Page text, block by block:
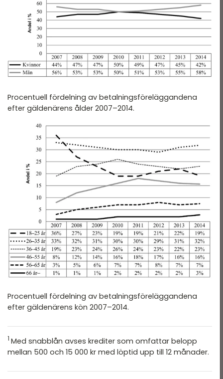
Procentuell fördelning av betalningsföreläggandena
efter gäldenärens ålder 2007–2014.
Procentuell fördelning av betalningsföreläggandena
efter gäldenärens kön 2007–2014.
1 Med snabblån avses krediter som omfattar belopp
mellan 500 och 15 000 kr med löptid upp till 12 månader.